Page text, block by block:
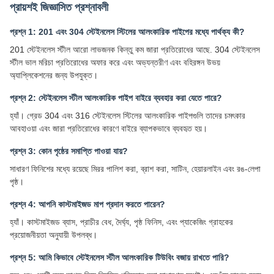
প্রায়শই জিজ্ঞাসিত প্রশ্নাবলী
প্রশ্ন 1: 201 এবং 304 স্টেইনলেস স্টিলের আলংকারিক পাইপের মধ্যে পার্থক্য কী?
201 স্টেইনলেস স্টীল আরো লাভজনক কিন্তু কম জারা প্রতিরোধের আছে. 304 স্টেইনলেস
স্টীল ভাল মরিচা প্রতিরোধের অফার করে এবং অভ্যন্তরীণ এবং বহিরঙ্গন উভয়
অ্যাপ্লিকেশনের জন্য উপযুক্ত।
প্রশ্ন 2: স্টেইনলেস স্টীল আলংকারিক পাইপ বাইরে ব্যবহার করা যেতে পারে?
হ্যাঁ। গ্রেড 304 এবং 316 স্টেইনলেস স্টিলের আলংকারিক পাইপগুলি তাদের চমৎকার
আবহাওয়া এবং জারা প্রতিরোধের কারণে বাইরে ব্যাপকভাবে ব্যবহৃত হয়।
প্রশ্ন 3: কোন পৃষ্ঠের সমাপ্তি পাওয়া যায়?
সাধারণ ফিনিশের মধ্যে রয়েছে মিরর পালিশ করা, ব্রাশ করা, সাটিন, হেয়ারলাইন এবং রঙ-লেপা
পৃষ্ঠ।
প্রশ্ন 4: আপনি কাস্টমাইজড মাপ প্রদান করতে পারেন?
হ্যাঁ। কাস্টমাইজড ব্যাস, প্রাচীর বেধ, দৈর্ঘ্য, পৃষ্ঠ ফিনিস, এবং প্যাকেজিং গ্রাহকের
প্রয়োজনীয়তা অনুযায়ী উপলব্ধ।
প্রশ্ন 5: আমি কিভাবে স্টেইনলেস স্টীল আলংকারিক টিউবিং বজায় রাখতে পারি?